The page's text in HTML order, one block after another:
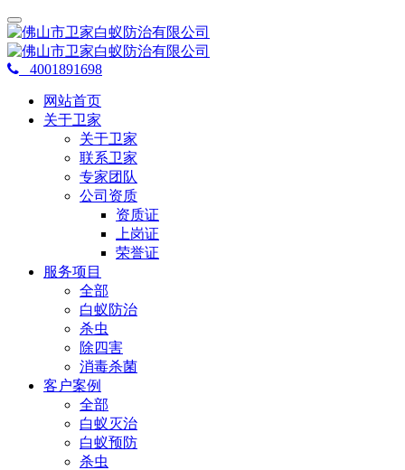
4001891698
网站首页
关于卫家
关于卫家
联系卫家
专家团队
公司资质
资质证
上岗证
荣誉证
服务项目
全部
白蚁防治
杀虫
除四害
消毒杀菌
客户案例
全部
白蚁灭治
白蚁预防
杀虫